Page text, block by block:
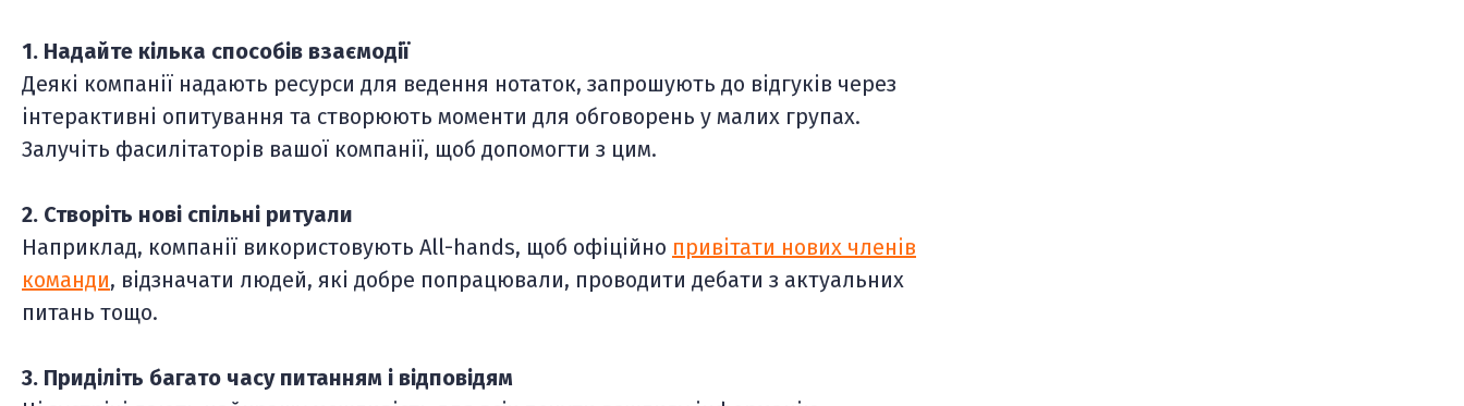
1. Надайте кілька способів взаємодії
Деякі компанії надають ресурси для ведення нотаток, запрошують до відгуків через
інтерактивні опитування та створюють моменти для обговорень у малих групах.
Залучіть фасилітаторів вашої компанії, щоб допомогти з цим.
2. Створіть нові спільні ритуали
Наприклад, компанії використовують All-hands, щоб офіційно привітати нових членів
команди, відзначати людей, які добре попрацювали, проводити дебати з актуальних
питань тощо.
3. Приділіть багато часу питанням і відповідям